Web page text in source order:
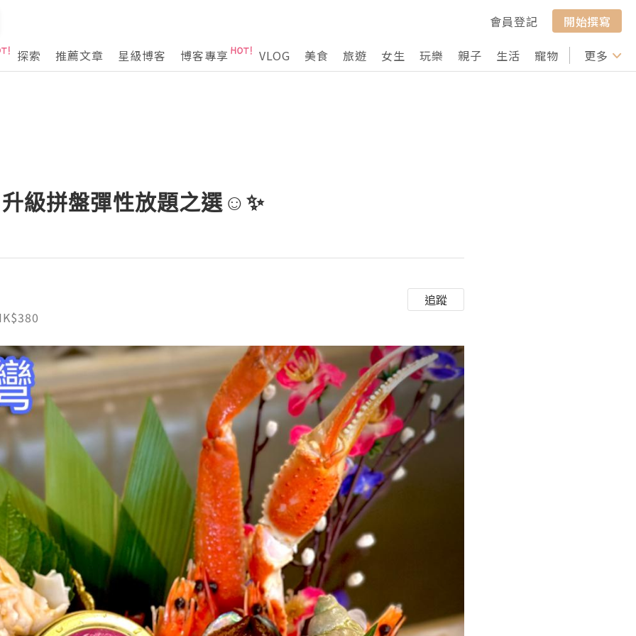
會員登記
開始撰寫
探索
推薦文章 星級博客 博客專享 VLOG 美食 旅遊 女生 玩樂 親子 生活 寵物 行山 打卡
更多
級拼盤彈性放題之選☺️✨
追蹤